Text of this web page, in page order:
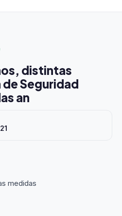
distintas
Seguridad
an
medidas